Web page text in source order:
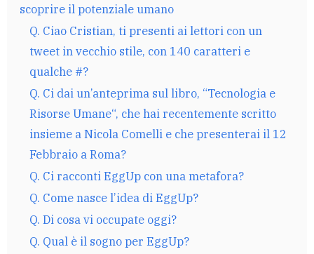
scoprire il potenziale umano
Q. Ciao Cristian, ti presenti ai lettori con un
tweet in vecchio stile, con 140 caratteri e
qualche #?
Q. Ci dai un’anteprima sul libro, “Tecnologia e
Risorse Umane“, che hai recentemente scritto
insieme a Nicola Comelli e che presenterai il 12
Febbraio a Roma?
Q. Ci racconti EggUp con una metafora?
Q. Come nasce l’idea di EggUp?
Q. Di cosa vi occupate oggi?
Q. Qual è il sogno per EggUp?